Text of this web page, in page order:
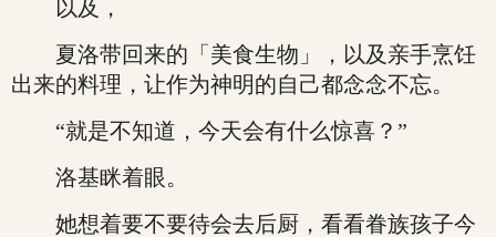
以及，
夏洛带回来的「美食生物」，以及亲手烹饪
出来的料理，让作为神明的自己都念念不忘。
“就是不知道，今天会有什么惊喜？”
洛基眯着眼。
她想着要不要待会去后厨，看看眷族孩子今